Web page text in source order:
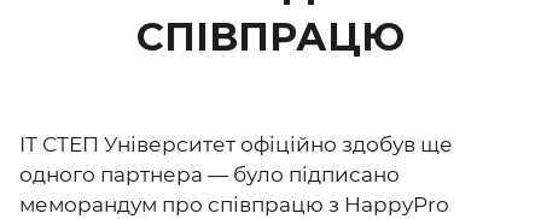
СПІВПРАЦЮ
ІТ СТЕП Університет офіційно здобув ще
одного партнера — було підписано
меморандум про співпрацю з HappyPro